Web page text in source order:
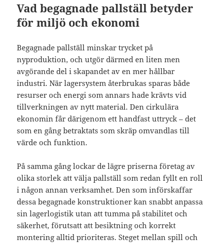
Vad begagnade pallställ betyder
för miljö och ekonomi
Begagnade pallställ minskar trycket på
nyproduktion, och utgör därmed en liten men
avgörande del i skapandet av en mer hållbar
industri. När lagersystem återbrukas sparas både
resurser och energi som annars hade krävts vid
tillverkningen av nytt material. Den cirkulära
ekonomin får därigenom ett handfast uttryck – det
som en gång betraktats som skräp omvandlas till
värde och funktion.
På samma gång lockar de lägre priserna företag av
olika storlek att välja pallställ som redan fyllt en roll
i någon annan verksamhet. Den som införskaffar
dessa begagnade konstruktioner kan snabbt anpassa
sin lagerlogistik utan att tumma på stabilitet och
säkerhet, förutsatt att besiktning och korrekt
montering alltid prioriteras. Steget mellan spill och